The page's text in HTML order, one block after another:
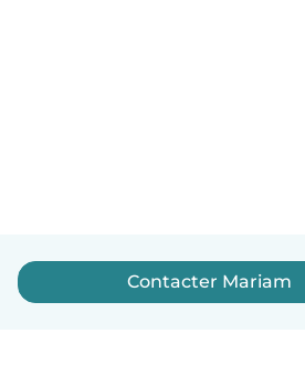
Contacter Mariam